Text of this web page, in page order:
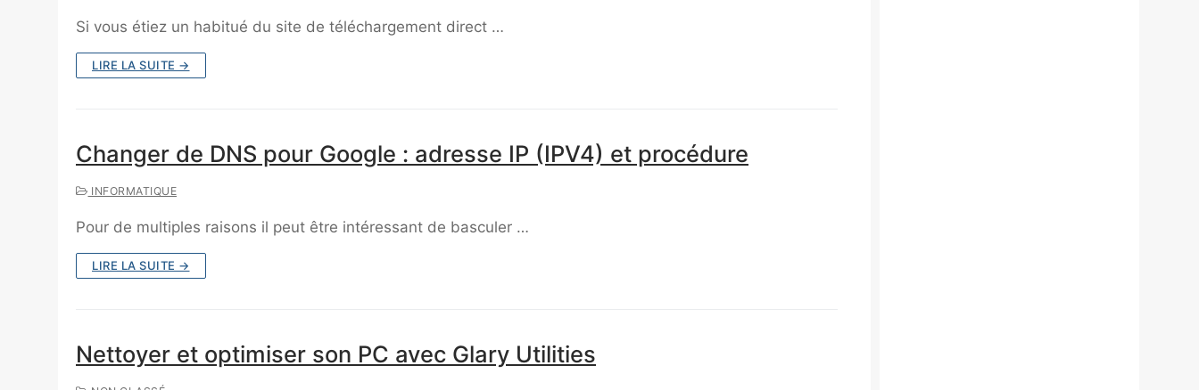
Si vous étiez un habitué du site de téléchargement direct …
LIRE LA SUITE →
Changer de DNS pour Google : adresse IP (IPV4) et procédure
INFORMATIQUE
Pour de multiples raisons il peut être intéressant de basculer …
LIRE LA SUITE →
Nettoyer et optimiser son PC avec Glary Utilities